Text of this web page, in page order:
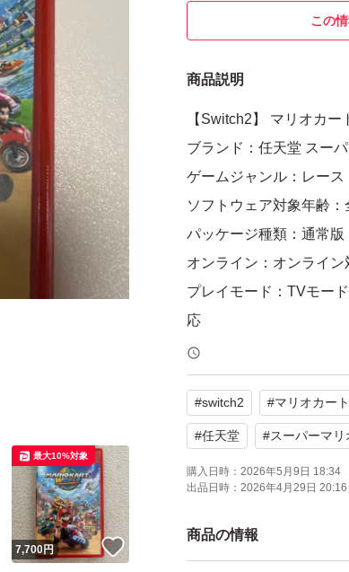
この
商品説明
【Switch2】 マリオカー
ブランド：任天堂 スー
ゲームジャンル：レース
ソフトウェア対象年齢：
パッケージ種類：通常版
オンライン：オンライン
プレイモード：TVモー
応
携帯モードプレイ人数：
#switch2 #マリオカート
#任天堂 #スーパーマリ
購入日時： 2026年5月9日 18:34
出品日時： 2026年4月29日 20:16
商品の情報
いいね！
7,700円
最大10%対象